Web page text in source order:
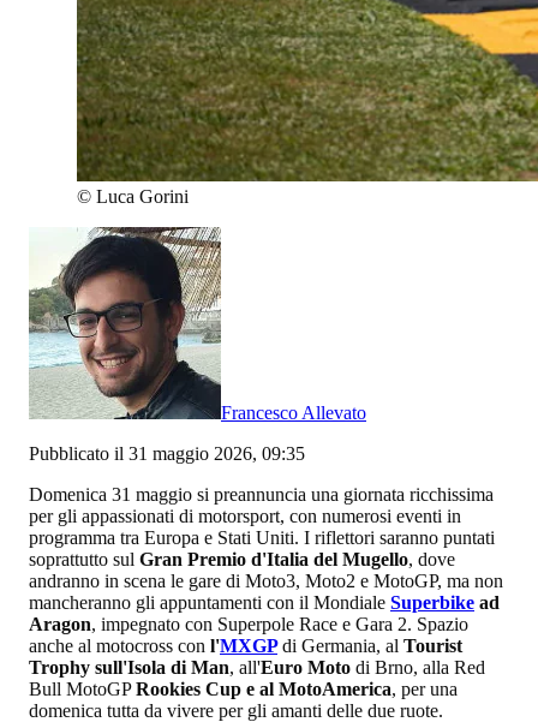
© Luca Gorini
Francesco Allevato
Pubblicato il 31 maggio 2026, 09:35
Domenica 31 maggio si preannuncia una giornata ricchissima
per gli appassionati di motorsport, con numerosi eventi in
programma tra Europa e Stati Uniti. I riflettori saranno puntati
soprattutto sul Gran Premio d'Italia del Mugello, dove
andranno in scena le gare di Moto3, Moto2 e MotoGP, ma non
mancheranno gli appuntamenti con il Mondiale Superbike ad
Aragon, impegnato con Superpole Race e Gara 2. Spazio
anche al motocross con l'MXGP di Germania, al Tourist
Trophy sull'Isola di Man, all'Euro Moto di Brno, alla Red
Bull MotoGPRookies Cup e al MotoAmerica, per una
domenica tutta da vivere per gli amanti delle due ruote.